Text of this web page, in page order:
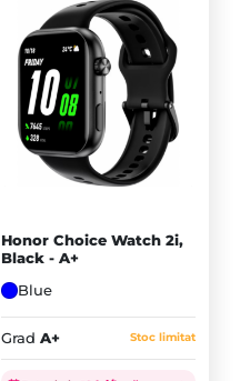
Honor Choice Watch 2i,
Black - A+
Blue
Grad A+ Stoc limitat
Prețul